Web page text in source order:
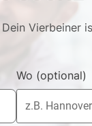
Wo (optional)